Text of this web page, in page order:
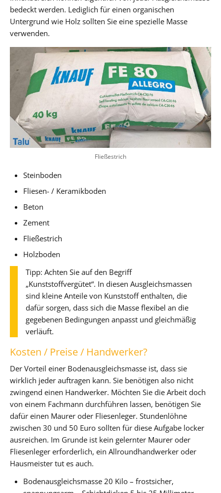
bedeckt werden. Lediglich für einen organischen
Untergrund wie Holz sollten Sie eine spezielle Masse
verwenden.
Fließestrich
Steinboden
Fliesen- / Keramikboden
Beton
Zement
Fließestrich
Holzboden
Tipp: Achten Sie auf den Begriff
„Kunststoffvergütet“. In diesen Ausgleichsmassen
sind kleine Anteile von Kunststoff enthalten, die
dafür sorgen, dass sich die Masse flexibel an die
gegebenen Bedingungen anpasst und gleichmäßig
verläuft.
Kosten / Preise / Handwerker?
Der Vorteil einer Bodenausgleichsmasse ist, dass sie
wirklich jeder auftragen kann. Sie benötigen also nicht
zwingend einen Handwerker. Möchten Sie die Arbeit doch
von einem Fachmann durchführen lassen, benötigen Sie
dafür einen Maurer oder Fliesenleger. Stundenlöhne
zwischen 30 und 50 Euro sollten für diese Aufgabe locker
ausreichen. Im Grunde ist kein gelernter Maurer oder
Fliesenleger erforderlich, ein Allroundhandwerker oder
Hausmeister tut es auch.
Bodenausgleichsmasse 20 Kilo – frostsicher,